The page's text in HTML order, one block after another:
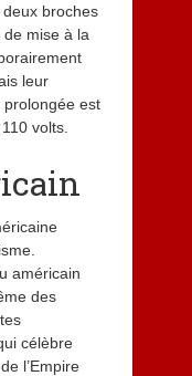
broches
mise à la
leur
est
volts.
américain
des
célèbre
l’Empire